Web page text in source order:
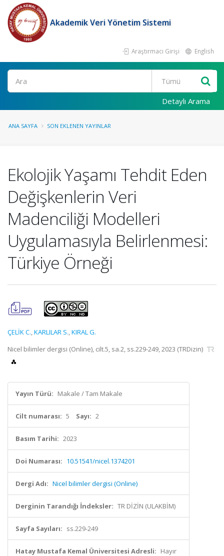
Akademik Veri Yönetim Sistemi
Araştırmacı Girişi English
Ara
Detaylı Arama
ANA SAYFA SON EKLENEN YAYINLAR
Ekolojik Yaşamı Tehdit Eden
Değişkenlerin Veri
Madenciliği Modelleri
Uygulamasıyla Belirlenmesi:
Türkiye Örneği
ÇELİK C.,KARLILAR S.,KIRAL G.
Nicel bilimler dergisi (Online), cilt.5, sa.2, ss.229-249, 2023 (TRDizin)
Yayın Türü: Makale / Tam Makale
Cilt numarası: 5 Sayı: 2
Basım Tarihi: 2023
Doi Numarası: 10.51541/nicel.1374201
Dergi Adı: Nicel bilimler dergisi (Online)
Derginin Tarandığı İndeksler: TR DİZİN (ULAKBİM)
Sayfa Sayıları: ss.229-249
Hatay Mustafa Kemal Üniversitesi Adresli: Hayır